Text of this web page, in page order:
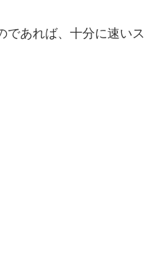
であれば、十分に速いス